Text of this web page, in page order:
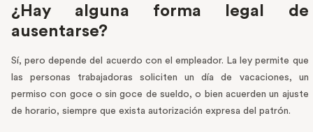
¿Hay alguna forma legal de
ausentarse?
Sí, pero depende del acuerdo con el empleador. La ley permite que
las personas trabajadoras soliciten un día de vacaciones, un
permiso con goce o sin goce de sueldo, o bien acuerden un ajuste
de horario, siempre que exista autorización expresa del patrón.